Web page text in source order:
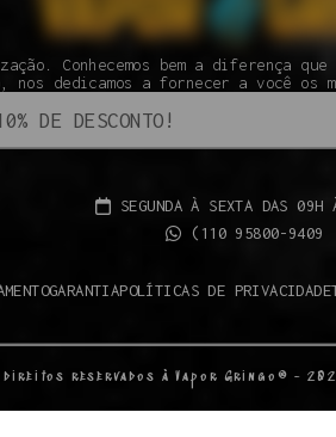
Conhecemos bem a
dedicamos a fornecer a você os
SEGUNDA À SEXTA DAS 09H
(110 95800-9409
GARANTIAPOLÍTICAS DE PRIVACIDADE
direitos reservados à Vapor Gringo® -